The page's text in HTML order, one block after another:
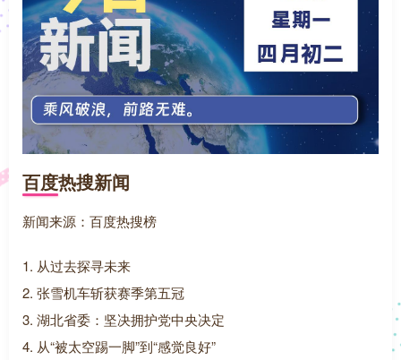
百度热搜新闻
新闻来源：百度热搜榜
1. 从过去探寻未来
2. 张雪机车斩获赛季第五冠
3. 湖北省委：坚决拥护党中央决定
4. 从“被太空踢一脚”到“感觉良好”